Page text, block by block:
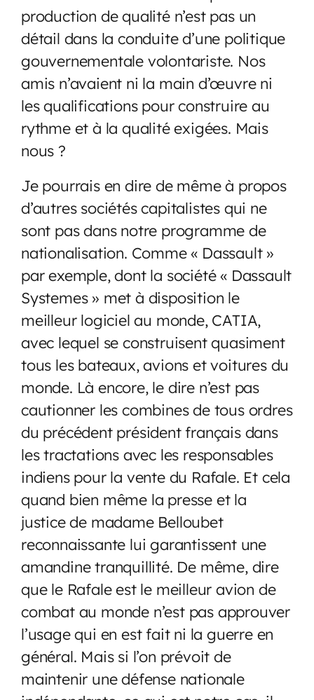
production de qualité n’est pas un
détail dans la conduite d’une politique
gouvernementale volontariste. Nos
amis n’avaient ni la main d’œuvre ni
les qualifications pour construire au
rythme et à la qualité exigées. Mais
nous ?
Je pourrais en dire de même à propos
d’autres sociétés capitalistes qui ne
sont pas dans notre programme de
nationalisation. Comme « Dassault »
par exemple, dont la société « Dassault
Systemes » met à disposition le
meilleur logiciel au monde, CATIA,
avec lequel se construisent quasiment
tous les bateaux, avions et voitures du
monde. Là encore, le dire n’est pas
cautionner les combines de tous ordres
du précédent président français dans
les tractations avec les responsables
indiens pour la vente du Rafale. Et cela
quand bien même la presse et la
justice de madame Belloubet
reconnaissante lui garantissent une
amandine tranquillité. De même, dire
que le Rafale est le meilleur avion de
combat au monde n’est pas approuver
l’usage qui en est fait ni la guerre en
général. Mais si l’on prévoit de
maintenir une défense nationale